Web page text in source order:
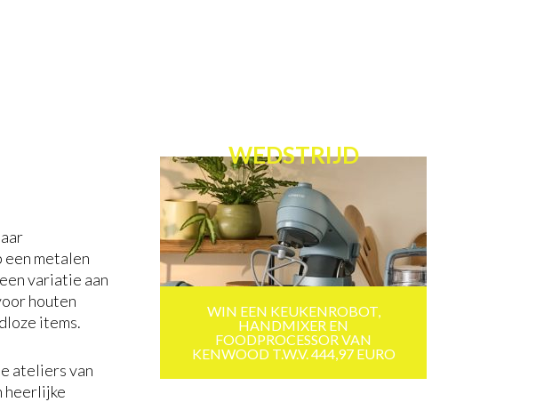
metalen
variatie aan
houten
items.
ateliers van
heerlijke
WEDSTRIJD
WIN EEN KEUKENROBOT,
HANDMIXER EN
FOODPROCESSOR VAN
KENWOOD T.W.V. 444,97 EURO